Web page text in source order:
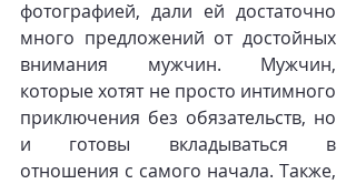
фотографией, дали ей достаточно
много предложений от достойных
внимания мужчин. Мужчин,
которые хотят не просто интимного
приключения без обязательств, но
и готовы вкладываться в
отношения с самого начала. Также,